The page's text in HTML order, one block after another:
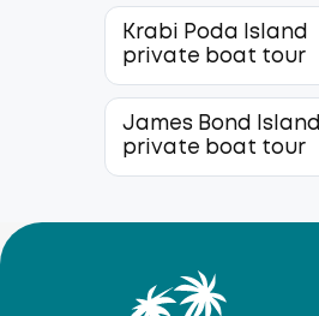
Krabi Poda Island
private boat tour
James Bond Island
private boat tour